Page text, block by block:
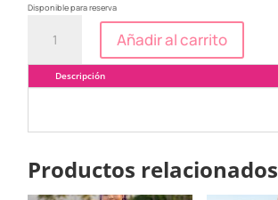
Disponible para reserva
Gambia
Añadir al carrito
Descripción
Productos relacionados